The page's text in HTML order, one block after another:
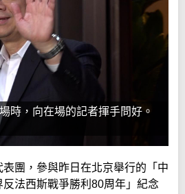
時，向在場的記者揮手問好。
團，參與昨日在北京舉行的「中
反法西斯戰爭勝利80周年」紀念